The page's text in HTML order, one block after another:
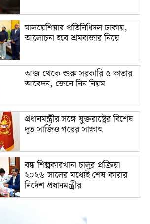
মালয়েশিয়ার প্রতিনিধিদল ঢাকায়,
আলোচনা হবে শ্রমবাজার নিয়ে
আজ থেকে শুরু সরকারি ৫ ভাতার
আবেদন, জেনে নিন নিয়ম
প্রধানমন্ত্রীর সঙ্গে যুক্তরাষ্ট্রের বিশেষ
দূত সার্জিও গরের সাক্ষাৎ
বন্ধ শিল্পকারখানা চালুর প্রক্রিয়া
২০২৬ সালের মধ্যেই শেষ কারার
নির্দেশ প্রধানমন্ত্রীর